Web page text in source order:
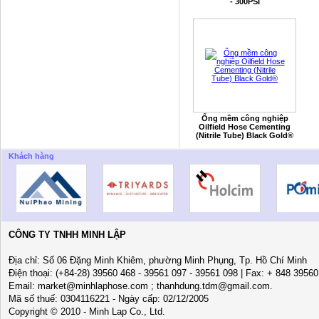
Ống mềm công nghiệp
Oilfield Hose Cementing
(Nitrile Tube) Black Gold®
Khách hàng
CÔNG TY TNHH MINH LẬP
Địa chỉ: Số 06 Đặng Minh Khiêm, phường Minh Phụng, Tp. Hồ Chí Minh
Điện thoại: (+84-28) 39560 468 - 39561 097 - 39561 098 | Fax: + 848
Email: market@minhlaphose.com ; thanhdung.tdm@gmail.com.
Mã số thuế: 0304116221 - Ngày cấp: 02/12/2005
Copyright © 2010 - Minh Lap Co., Ltd.